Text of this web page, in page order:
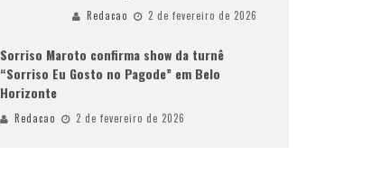
Redacao 2 de fevereiro de 2026
Sorriso Maroto confirma show da turnê
“Sorriso Eu Gosto no Pagode” em Belo
Horizonte
Redacao 2 de fevereiro de 2026